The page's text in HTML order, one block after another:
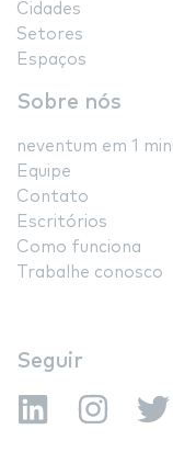
Cidades
Setores
Espaços
Sobre nós
neventum em 1
Equipe
Contato
Escritórios
Como funciona
Trabalhe conosco
Seguir